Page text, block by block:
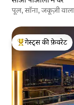
पूल, सॉना, जकूज़ी
गेस्ट्स का टॉप फ़ेवरेट
गेस्ट्स की फ़ेवरेट